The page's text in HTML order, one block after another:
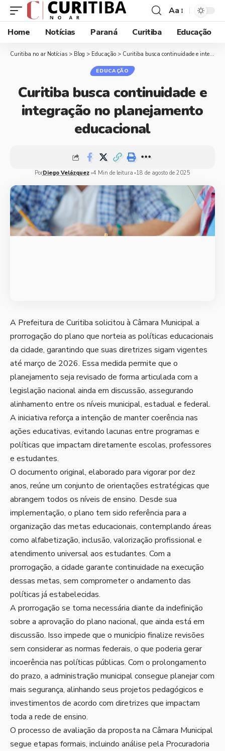
Aa
Home
Notícias Paraná Curitiba Educação
Curitiba no ar Notícias > Blog > Educação > Curitiba busca continuidade e integração no planejamento educacional
EDUCAÇÃO
Curitiba busca continuidade e
integração no planejamento
educacional
PorDiego Velázquez 4 Min de leitura 18 de agosto de 2025
A Prefeitura de Curitiba solicitou à Câmara Municipal a
prorrogação do plano que norteia as políticas educacionais
da cidade, garantindo que suas diretrizes sigam vigentes
até março de 2026. Essa medida permite que o
planejamento seja revisado de forma articulada com a
legislação nacional ainda em discussão, assegurando
alinhamento entre os níveis municipal, estadual e federal.
A iniciativa reforça a intenção de manter coerência nas
ações educativas, evitando lacunas entre programas e
políticas que impactam diretamente escolas, professores
e estudantes.
O documento original, elaborado para vigorar por dez
anos, reúne um conjunto de orientações estratégicas que
abrangem todos os níveis de ensino. Desde sua
implementação, o plano tem sido referência para a
organização das metas educacionais, contemplando áreas
como alfabetização, inclusão, valorização profissional e
atendimento universal aos estudantes. Com a
prorrogação, a cidade garante continuidade na execução
dessas metas, sem comprometer o andamento das
políticas já estabelecidas.
A prorrogação se torna necessária diante da indefinição
sobre a aprovação do plano nacional, que ainda está em
discussão. Isso impede que o município finalize revisões
sem considerar as normas federais, o que poderia gerar
incoerência nas políticas públicas. Com o prolongamento
do prazo, a administração municipal consegue planejar com
mais segurança, alinhando seus projetos pedagógicos e
investimentos de acordo com diretrizes que impactam
toda a rede de ensino.
O processo de avaliação da proposta na Câmara Municipal
segue etapas formais, incluindo análise pela Procuradoria